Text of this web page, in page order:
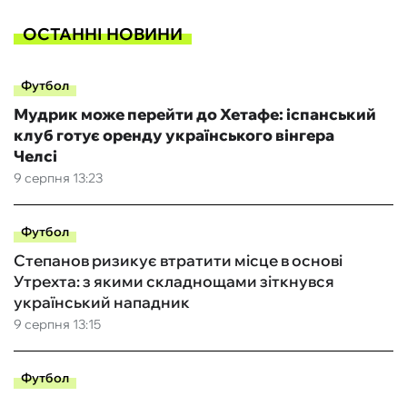
ОСТАННІ НОВИНИ
Футбол
9 серпня 13:23
Мудрик може перейти до Хетафе: іспанський
клуб готує оренду українського вінгера
Челсі
Футбол
9 серпня 13:15
Степанов ризикує втратити місце в основі
Утрехта: з якими складнощами зіткнувся
український нападник
Футбол